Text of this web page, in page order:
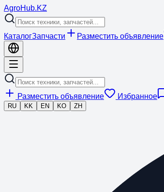
AgroHub.KZ
КаталогЗапчасти Разместить объявление
Разместить объявление Избранное
RU KK EN KO ZH